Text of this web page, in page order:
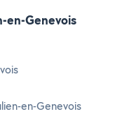
en-Genevois
en-Genevois